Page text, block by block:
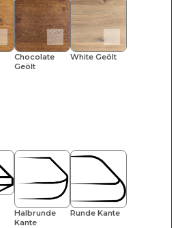
Chocolate
Geölt
White Geölt
Halbrunde
Kante
Runde Kante